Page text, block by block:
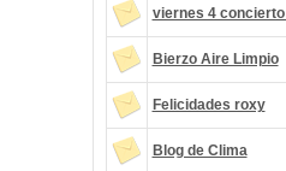
viernes 4
Bierzo Aire Limpio
Felicidades roxy
Blog de Clima